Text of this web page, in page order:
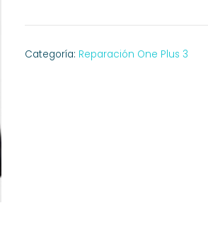
Categoría: Reparación One Plus 3